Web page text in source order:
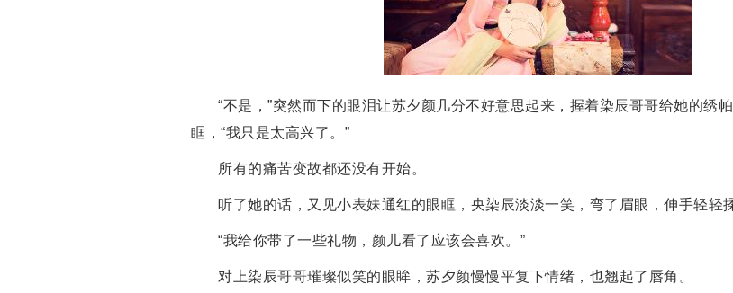
“不是，”突然而下的眼泪让苏夕颜几分不好意思起来，握着染辰哥哥给她的绣
眶，“我只是太高兴了。”
所有的痛苦变故都还没有开始。
听了她的话，又见小表妹通红的眼眶，央染辰淡淡一笑，弯了眉眼，伸手轻轻
“我给你带了一些礼物，颜儿看了应该会喜欢。”
对上染辰哥哥璀璨似笑的眼眸，苏夕颜慢慢平复下情绪，也翘起了唇角。